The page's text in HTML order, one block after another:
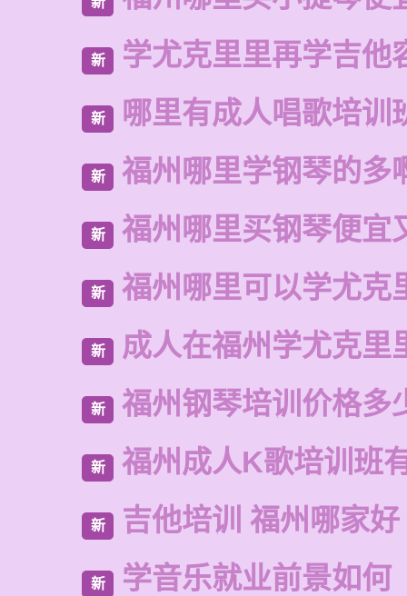
新 学尤克里里再学吉他
新 哪里有成人唱歌培训
新 福州哪里学钢琴的多
新 福州哪里买钢琴便宜
新 福州哪里可以学尤克
新 成人在福州学尤克里
新 福州钢琴培训价格多
新 福州成人K歌培训班
新 吉他培训 福州哪家好
新 学音乐就业前景如何